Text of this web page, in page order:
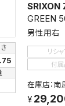
SRIXON
GREEN
男性用右
リシャ
付
在庫店：南
」にすると、
メール及びお
知します。
検索条件を
ました。
検索条件は、
認できます。